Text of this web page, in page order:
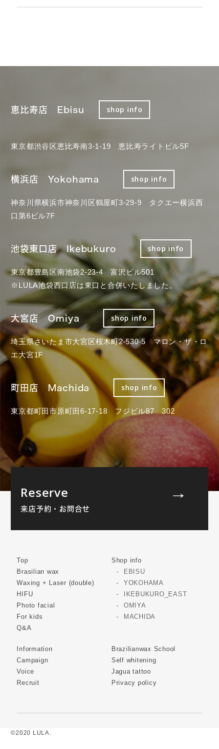
恵比寿店 Ebisu shop info
東京都渋谷区恵比寿南3-1-19 恵比寿ライトビル5F
横浜店 Yokohama shop info
神奈川県横浜市神奈川区鶴屋町3-29-9 タクエー横浜西
口第6ビル7F
池袋東口店 Ikebukuro shop info
東京都豊島区南池袋2-23-4 富沢ビル501
※LULA池袋西口店は東口と合併いたしました。
大宮店 Omiya shop info
埼玉県さいたま市大宮区桜木町2-530-5 マロン・ザ・ロ
エ大宮1F
町田店 Machida shop info
東京都町田市原町田6-17-18 フジビル87 302
Reserve
来店予約・お問合せ
Top
Brasilian wax
Waxing + Laser (double)
HIFU
Photo facial
For kids
Q&A
Shop info
EBISU
YOKOHAMA
IKEBUKURO_EAST
OMIYA
MACHIDA
Information
Campaign
Voice
Recruit
Brazilianwax School
Self whitening
Jagua tattoo
Privacy policy
©2020 LULA.